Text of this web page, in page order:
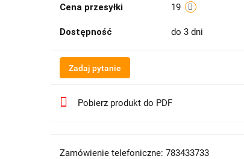
Cena przesyłki 19
Dostępność do 3 dni
Zadaj pytanie
Pobierz produkt do PDF
Zamówienie telefoniczne: 783433733